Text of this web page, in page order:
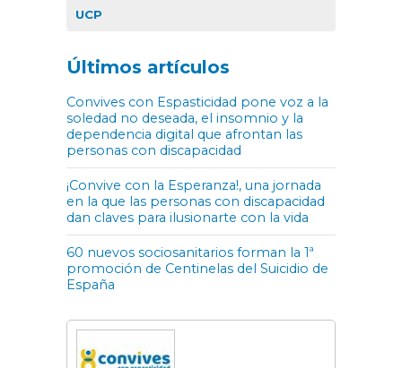
UCP
Últimos artículos
Convives con Espasticidad pone voz a la
soledad no deseada, el insomnio y la
dependencia digital que afrontan las
personas con discapacidad
¡Convive con la Esperanza!, una jornada
en la que las personas con discapacidad
dan claves para ilusionarte con la vida
60 nuevos sociosanitarios forman la 1ª
promoción de Centinelas del Suicidio de
España